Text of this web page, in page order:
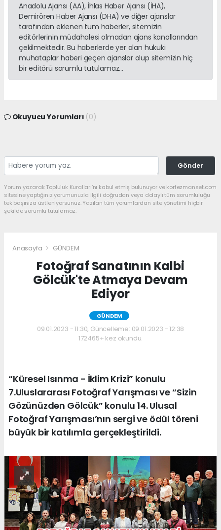
Anadolu Ajansı (AA), İhlas Haber Ajansı (İHA),
Demirören Haber Ajansı (DHA) ve diğer ajanslar
tarafından eklenen tüm haberler, sitemizin
editörlerinin müdahalesi olmadan ajans kanallarından
çekilmektedir. Bu haberlerde yer alan hukuki
muhataplar haberi geçen ajanslar olup sitemizin hiç
bir editörü sorumlu tutulamaz...
Okuyucu Yorumları (0)
Gönder
Yorum yazarak Topluluk Kuralları’nı kabul etmiş bulunuyor ve korfezmanset.com
sitesine yaptığınız yorumunuzla ilgili doğrudan veya dolaylı tüm sorumluluğu
tek başınıza üstleniyorsunuz. Yazılan tüm yorumlardan site yönetimi hiçbir
şekilde sorumlu tutulamaz.
Anasayfa GÜNDEM
Fotoğraf Sanatının Kalbi
Gölcük'te Atmaya Devam
Ediyor
GÜNDEM
09.01.2023 - 11:30, Güncelleme: 09.01.2023 - 12:38
172465+ kez okundu.
“Küresel Isınma - İklim Krizi” konulu
7.Uluslararası Fotoğraf Yarışması ve “Sizin
Gözünüzden Gölcük” konulu 14. Ulusal
Fotoğraf Yarışması’nın sergi ve ödül töreni
büyük bir katılımla gerçekleştirildi.